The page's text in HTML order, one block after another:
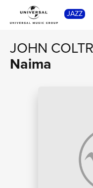
JAZZ
JOHN
Naima